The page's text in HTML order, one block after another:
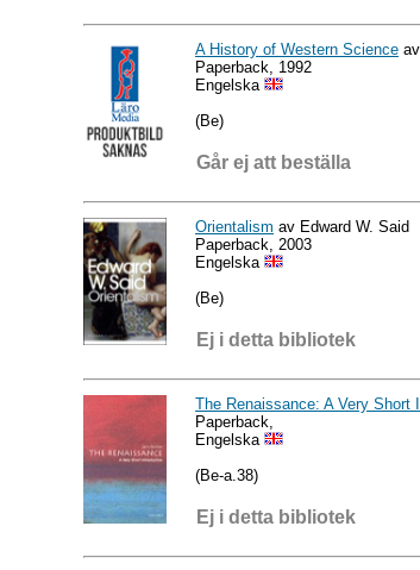
A History of Western Science
Paperback, 1992
Engelska
(Be)
Går ej att beställa
Orientalism av Edward W. Said
Paperback, 2003
Engelska
(Be)
Ej i detta bibliotek
The Renaissance: A Very Short
Paperback,
Engelska
(Be-a.38)
Ej i detta bibliotek